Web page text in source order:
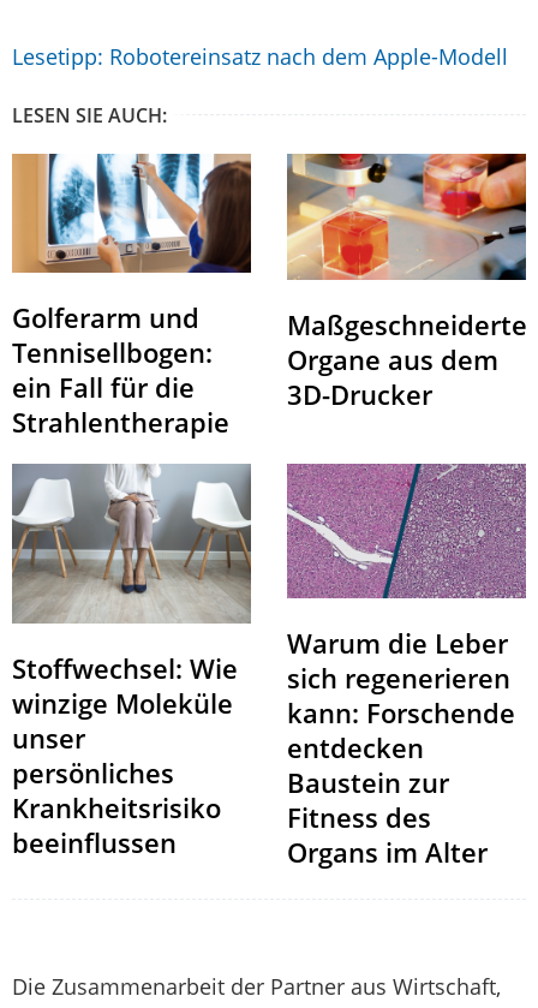
Lesetipp: Robotereinsatz nach dem Apple-Modell
LESEN SIE AUCH:
Golferarm und
Tennisellbogen:
ein Fall für die
Strahlentherapie
Maßgeschneiderte
Organe aus dem
3D-Drucker
Stoffwechsel: Wie
winzige Moleküle
unser
persönliches
Krankheitsrisiko
beeinflussen
Warum die Leber
sich regenerieren
kann: Forschende
entdecken
Baustein zur
Fitness des
Organs im Alter
Die Zusammenarbeit der Partner aus Wirtschaft,